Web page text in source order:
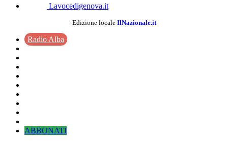
Lavocedigenova.it
Edizione locale IlNazionale.it
Radio Alba
ABBONATI